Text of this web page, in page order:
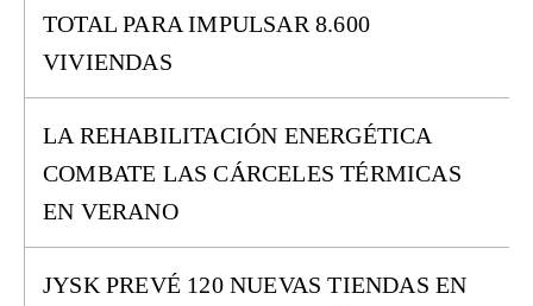
TOTAL PARA IMPULSAR 8.600
VIVIENDAS
LA REHABILITACIÓN ENERGÉTICA
COMBATE LAS CÁRCELES TÉRMICAS
EN VERANO
JYSK PREVÉ 120 NUEVAS TIENDAS EN